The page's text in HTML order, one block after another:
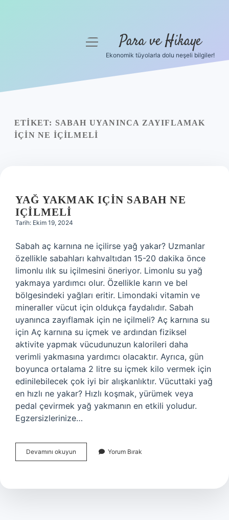
Yasal Uyarı
menüyü
Para ve Hikaye
Ekonomik tüyolarla dolu neşeli bilgiler!
ETIKET: SABAH UYANINCA ZAYIFLAMAK
IÇIN NE IÇILMELI
YAĞ YAKMAK IÇIN SABAH NE
IÇILMELI
Tarih: Ekim 19, 2024
Sabah aç karnına ne içilirse yağ yakar? Uzmanlar
özellikle sabahları kahvaltıdan 15-20 dakika önce
limonlu ılık su içilmesini öneriyor. Limonlu su yağ
yakmaya yardımcı olur. Özellikle karın ve bel
bölgesindeki yağları eritir. Limondaki vitamin ve
mineraller vücut için oldukça faydalıdır. Sabah
uyanınca zayıflamak için ne içilmeli? Aç karnına su
için Aç karnına su içmek ve ardından fiziksel
aktivite yapmak vücudunuzun kalorileri daha
verimli yakmasına yardımcı olacaktır. Ayrıca, gün
boyunca ortalama 2 litre su içmek kilo vermek için
edinilebilecek çok iyi bir alışkanlıktır. Vücuttaki yağ
en hızlı ne yakar? Hızlı koşmak, yürümek veya
pedal çevirmek yağ yakmanın en etkili yoludur.
Egzersizlerinize…
Devamını okuyun
Yakmak
Ne
Yorum Bırak